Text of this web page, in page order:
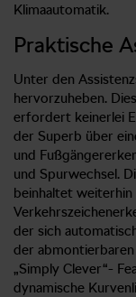
Klimaautomatik.
Praktische
Unter den
hervorzuheben.
erfordert keinerlei
der Superb über
und
und Spurwechsel.
beinhaltet weiterhin
der sich
der abmontierbaren
„Simply Clever“-
dynamische